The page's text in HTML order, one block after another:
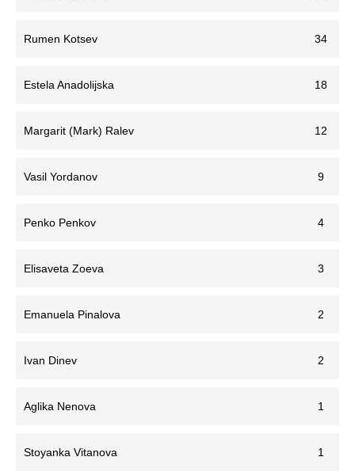
Rumen Kotsev 34
Estela Anadolijska 18
Margarit (Mark) Ralev 12
Vasil Yordanov 9
Penko Penkov 4
Elisaveta Zoeva 3
Emanuela Pinalova 2
Ivan Dinev 2
Aglika Nenova 1
Stoyanka Vitanova 1